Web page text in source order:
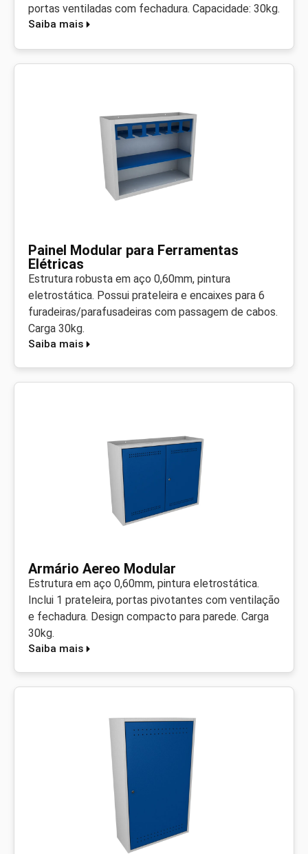
portas ventiladas com fechadura. Capacidade: 30kg.
Saiba mais
Painel Modular para Ferramentas
Elétricas
Estrutura robusta em aço 0,60mm, pintura
eletrostática. Possui prateleira e encaixes para 6
furadeiras/parafusadeiras com passagem de cabos.
Carga 30kg.
Saiba mais
Armário Aereo Modular
Estrutura em aço 0,60mm, pintura eletrostática.
Inclui 1 prateleira, portas pivotantes com ventilação
e fechadura. Design compacto para parede. Carga
30kg.
Saiba mais